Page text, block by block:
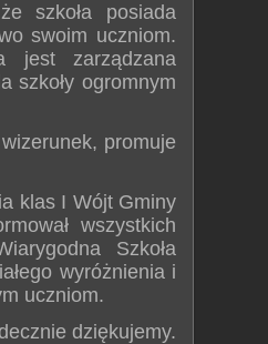
szkoła posiada
swoim uczniom.
jest zarządzana
szkoły ogromnym
promuje
klas I Wójt Gminy
wszystkich
Szkoła
wyróżnienia i
uczniom.
dziękujemy.